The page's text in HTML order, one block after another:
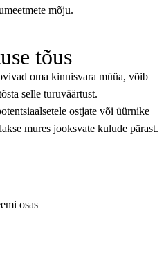
mõju.
tõus
oma kinnisvara müüa, võib
selle turuväärtust.
ostjate või üürnike
mures jooksvate kulude pärast.
osas